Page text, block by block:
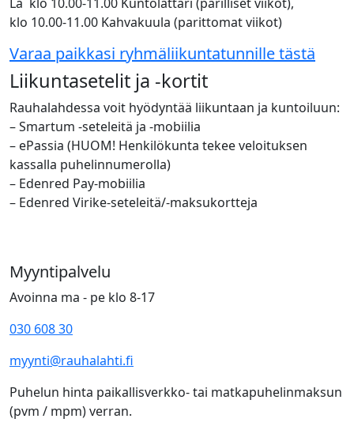
klo 10.00-11.00 Kahvakuula (parittomat viikot)
Varaa paikkasi ryhmäliikuntatunnille tästä
Liikuntasetelit ja -kortit
Rauhalahdessa voit hyödyntää liikuntaan ja kuntoiluun:
– Smartum -seteleitä ja -mobiilia
– ePassia (HUOM! Henkilökunta tekee veloituksen
kassalla puhelinnumerolla)
– Edenred Pay-mobiilia
– Edenred Virike-seteleitä/-maksukortteja
Myyntipalvelu
Avoinna ma - pe klo 8-17
030 608 30
myynti@rauhalahti.fi
Puhelun hinta paikallisverkko- tai matkapuhelinmaksun
(pvm / mpm) verran.